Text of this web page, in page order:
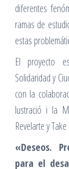
diferentes
ramas de
estas
El proyecto
Solidaridad y
con la
lustració i la
Revelarte y
«Deseos.
para el